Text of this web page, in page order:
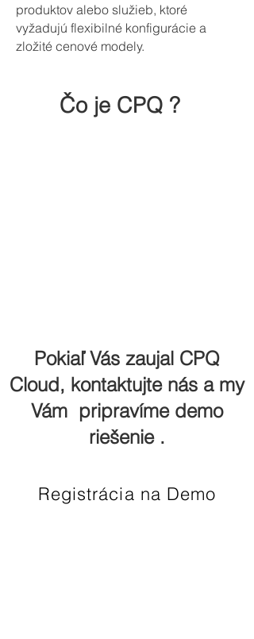
produktov alebo služieb, ktoré
vyžadujú flexibilné konfigurácie a
zložité cenové modely.
Čo je CPQ ?
Pokiaľ Vás zaujal CPQ
Cloud, kontaktujte nás a my
Vám pripravíme demo
riešenie .
Registrácia na Demo